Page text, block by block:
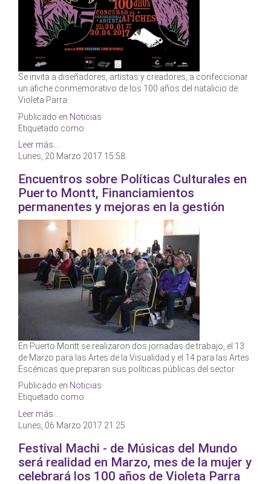
Se invita a diseñadores, artistas y creadores, a confeccionar
un afiche conmemorativo de los 100 años del natalicio de
Violeta Parra.
Publicado en Noticias
Etiquetado como
Leer más ...
Lunes, 20 Marzo 2017 15:58
Encuentros sobre Políticas Culturales en
Puerto Montt, Financiamientos
permanentes y mejoras en la gestión
En Puerto Montt se realizaron dos jornadas de trabajo, el 13
de Marzo para las Artes de la Visualidad y el 14 para las Artes
Escénicas que preparan sus políticas públicas del sector
Publicado en Noticias
Etiquetado como
Leer más ...
Lunes, 06 Marzo 2017 21:25
Festival Machi - de Músicas del Mundo
será realidad en Marzo, mes de la mujer y
celebrará los 100 años de Violeta Parra